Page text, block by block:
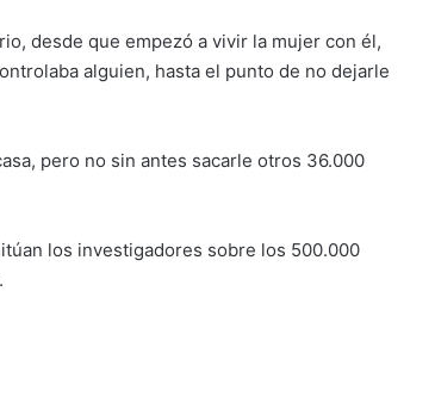
desde que empezó a vivir la mujer con él,
alguien, hasta el punto de no dejarle
pero no sin antes sacarle otros 36.000
los investigadores sobre los 500.000